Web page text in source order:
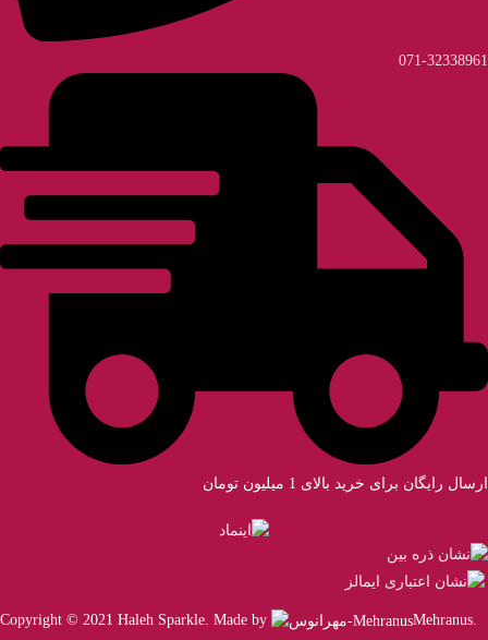
071-32338961
ارسال رایگان برای خرید بالای 1 میلیون تومان
Copyright © 2021 Haleh Sparkle. Made by Mehranus.